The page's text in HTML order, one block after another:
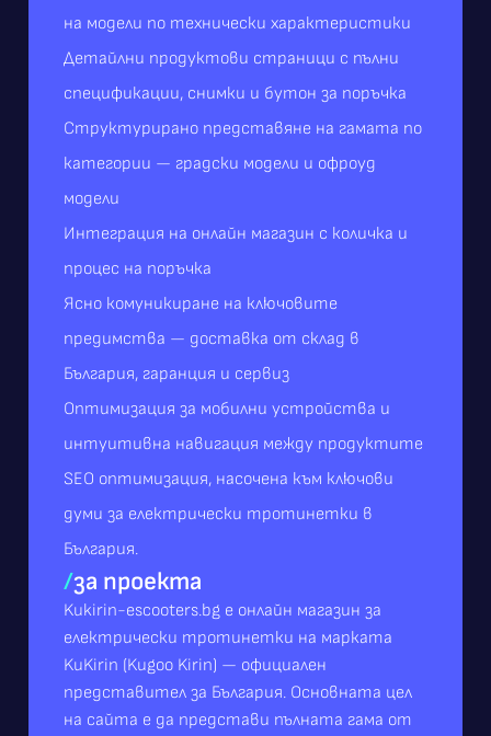
/за проекта
Kukirin-escooters.bg е онлайн магазин за
електрически тротинетки на марката
KuKirin (Kugoo Kirin) — официален
представител за България. Основната цел
на сайта е да представи пълната гама от
на модели по технически характеристики
Детайлни продуктови страници с пълни
спецификации, снимки и бутон за поръчка
Структурирано представяне на гамата по
категории — градски модели и офроуд
модели
Интеграция на онлайн магазин с количка и
процес на поръчка
Ясно комуникиране на ключовите
предимства — доставка от склад в
България, гаранция и сервиз
Оптимизация за мобилни устройства и
интуитивна навигация между продуктите
SEO оптимизация, насочена към ключови
думи за електрически тротинетки в
България.